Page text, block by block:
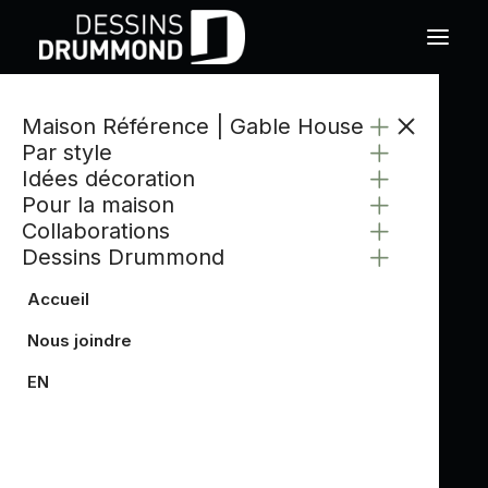
Maison Référence | Gable House
Par style
Idées décoration
Pour la maison
Collaborations
Dessins Drummond
Accueil
Nous joindre
EN